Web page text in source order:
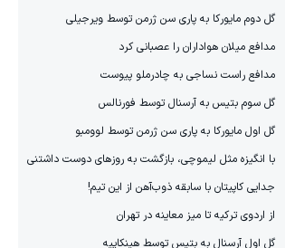
گل دوم مایورکا به پاری سن ژرمن توسط ویرجیلی
مدافع میلان هواداران را عصبانی کرد
مدافع راست نساجی به چادرملو پیوست
گل سوم بتیس به آرسنال توسط فورنالس
گل اول مایورکا به پاری سن ژرمن توسط لوومبو
با انگیزه مثل لیموچی، بازگشت به روزهای دوست داشتنی
جدایی کاپیتان با سابقه ذوب‌آهن از این تیم!
از اردوی ترکیه تا میز معاینه در تهران
گل اول آرسنال به بتیس توسط هینکاپیه